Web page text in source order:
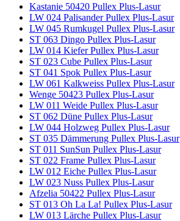
Kastanie 50420 Pullex Plus-Lasur
LW 024 Palisander Pullex Plus-Lasur
LW 045 Rumkugel Pullex Plus-Lasur
ST 063 Dingo Pullex Plus-Lasur
LW 014 Kiefer Pullex Plus-Lasur
ST 023 Cube Pullex Plus-Lasur
ST 041 Spok Pullex Plus-Lasur
LW 061 Kalkweiss Pullex Plus-Lasur
Wenge 50423 Pullex Plus-Lasur
LW 011 Weide Pullex Plus-Lasur
ST 062 Düne Pullex Plus-Lasur
LW 044 Holzweg Pullex Plus-Lasur
ST 035 Dämmerung Pullex Plus-Lasur
ST 011 SunSun Pullex Plus-Lasur
ST 022 Frame Pullex Plus-Lasur
LW 012 Eiche Pullex Plus-Lasur
LW 023 Nuss Pullex Plus-Lasur
Afzelia 50422 Pullex Plus-Lasur
ST 013 Oh La La! Pullex Plus-Lasur
LW 013 Lärche Pullex Plus-Lasur